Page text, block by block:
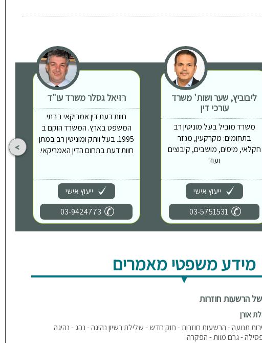
ליבוביץ, שער ושות' משרד
עורכי דין
משרד מוביל בעל מוניטין רב
בתחומים: מקרקעין, מגזר
חקלאי, מיסים, מושבים, קיבוצים
ועוד
ייעוץ אישי
03-5751531
רזיאל גסלר משרד עו"ד
חוות דעת דין אמריקאי בבתי
המשפט בארץ. המשרד הוקם ב
1995. בעל וותק ומוניטין רב במתן
חוות דעת בתחום הדין האמריקאי.
ייעוץ אישי
03-9424773
מידע משפטי מאמרים
הרשעות חוזרות
אורן
תנועה - הרשעות חוזרות - חוק חדש - שלילת רשיון נהיגה - נהג - נהיגה
- גרם מוות - הפקרה